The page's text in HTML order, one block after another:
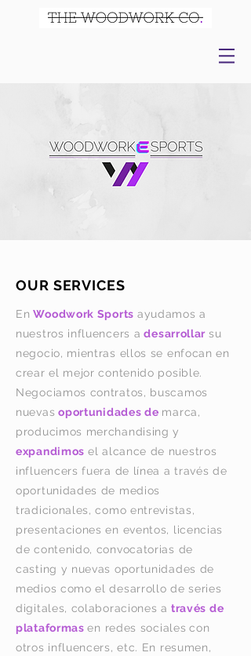
OUR SERVICES
En Woodwork Sports ayudamos a
nuestros influencers a desarrollar su
negocio, mientras ellos se enfocan en
crear el mejor contenido posible.
Negociamos contratos, buscamos
nuevas oportunidades de marca,
producimos merchandising y
expandimos el alcance de nuestros
influencers fuera de línea a través de
oportunidades de medios
tradicionales, como entrevistas,
presentaciones en eventos, licencias
de contenido, convocatorias de
casting y nuevas oportunidades de
medios como el desarrollo de series
digitales, colaboraciones a través de
plataformasen redes sociales con
otros influencers, etc. En resumen,